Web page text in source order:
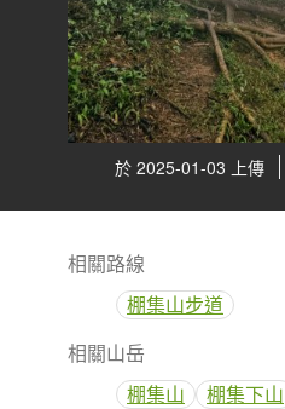
於 2025-01-03 上傳
相關路線
棚集山步道
相關山岳
棚集山
棚集下山